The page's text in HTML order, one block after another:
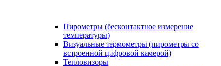
Пирометры (бесконтактное измерение
температуры)
Визуальные термометры (пирометры со
встроенной цифровой камерой)
Тепловизоры